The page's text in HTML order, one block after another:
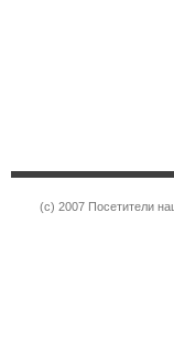
(c) 2007 Посетители